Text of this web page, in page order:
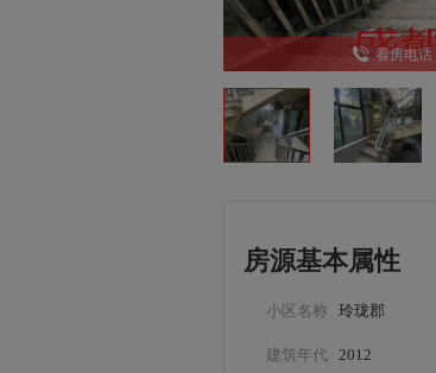
看房电话
房源基本属性
小区名称 玲珑郡
建筑年代 2012